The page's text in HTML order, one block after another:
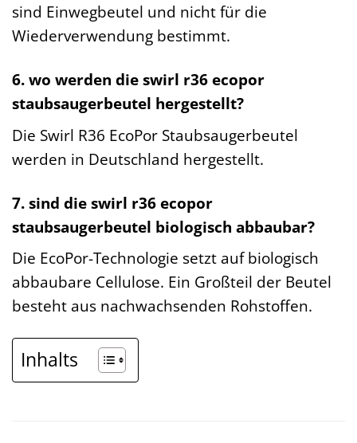
sind Einwegbeutel und nicht für die
Wiederverwendung bestimmt.
6. wo werden die swirl r36 ecopor
staubsaugerbeutel hergestellt?
Die Swirl R36 EcoPor Staubsaugerbeutel
werden in Deutschland hergestellt.
7. sind die swirl r36 ecopor
staubsaugerbeutel biologisch abbaubar?
Die EcoPor-Technologie setzt auf biologisch
abbaubare Cellulose. Ein Großteil der Beutel
besteht aus nachwachsenden Rohstoffen.
Inhalts